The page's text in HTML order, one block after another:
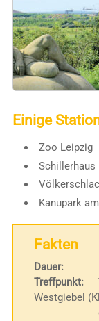
Einige
Zoo Leipzig
Schillerhaus
Kanupark
Fakten
Dauer:
Treffpunkt:
Westgiebel